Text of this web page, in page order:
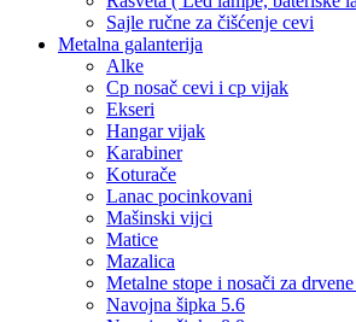
Sajle ručne za čišćenje cevi
Metalna galanterija
Alke
Cp nosač cevi i cp vijak
Ekseri
Hangar vijak
Karabiner
Koturače
Lanac pocinkovani
Mašinski vijci
Matice
Mazalica
Metalne stope i nosači za
Navojna šipka 5.6